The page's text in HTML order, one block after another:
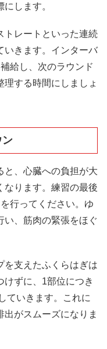
します。
トレートといった連続
いきます。インターバ
給し、次のラウンド
する時間にしましょ
ン
と、心臓への負担が大
なります。練習の最後
行ってください。ゆ
い、筋肉の緊張をほぐ
を支えたふくらはぎは
ずに、1部位につき
ていきます。これに
がスムーズになりま